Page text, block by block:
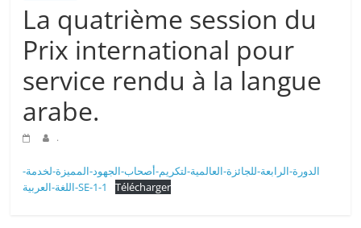
La quatrième session du
Prix international pour
service rendu à la langue
arabe.
.
الدورة-الرابعة-للجائزة-العالمية-لتكريم-أصحاب-الجهود-المميزة-لخدمة-
اللغة-العربية-SE-1-1
Télécharger